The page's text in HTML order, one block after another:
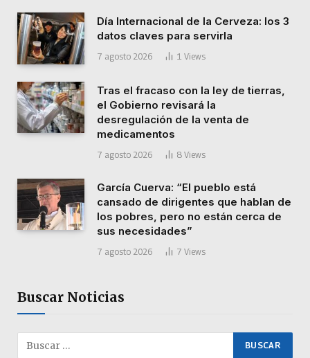
Día Internacional de la Cerveza: los 3
datos claves para servirla
7 agosto 2026 1 Views
Tras el fracaso con la ley de tierras,
el Gobierno revisará la
desregulación de la venta de
medicamentos
7 agosto 2026 8 Views
García Cuerva: “El pueblo está
cansado de dirigentes que hablan de
los pobres, pero no están cerca de
sus necesidades”
7 agosto 2026 7 Views
Buscar Noticias